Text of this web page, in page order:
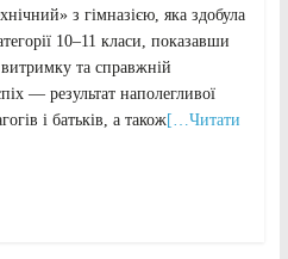
з гімназією, яка здобула
10–11 класи, показавши
та справжній
— результат наполегливої
і батьків, а також[…Читати